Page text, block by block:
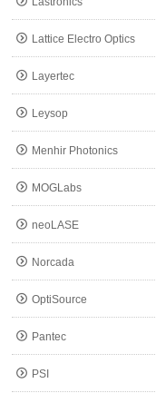
Lattice Electro Optics
Layertec
Leysop
Menhir Photonics
MOGLabs
neoLASE
Norcada
OptiSource
Pantec
PSI